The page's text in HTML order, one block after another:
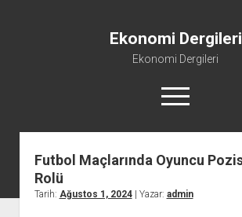
Ekonomi Dergileri
Ekonomi Dergileri
menüyü
aç
Futbol Maçlarında Oyuncu
Rolü
Tarih: Ağustos 1, 2024| Yazar: admin